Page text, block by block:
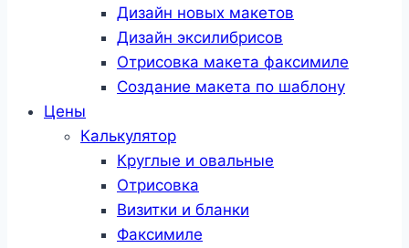
Дизайн новых макетов
Дизайн эксилибрисов
Отрисовка макета факсимиле
Создание макета по шаблону
Цены
Калькулятор
Круглые и овальные
Отрисовка
Визитки и бланки
Факсимиле